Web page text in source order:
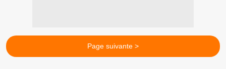
Page suivante >